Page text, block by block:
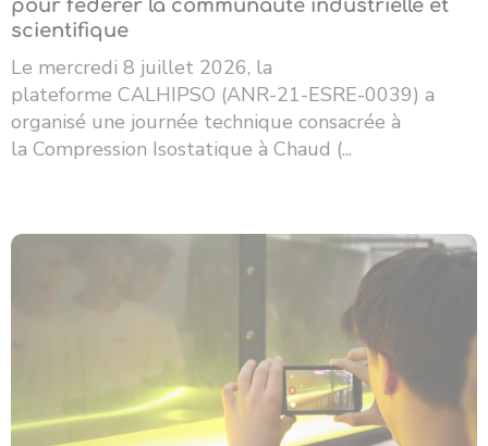
pour fédérer la communauté industrielle et
scientifique
Le mercredi 8 juillet 2026, la
plateforme CALHIPSO (ANR-21-ESRE-0039) a
organisé une journée technique consacrée à
la Compression Isostatique à Chaud (...